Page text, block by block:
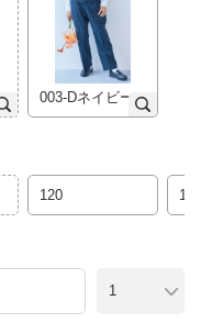
003-Dネイビー
120 130